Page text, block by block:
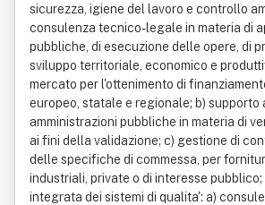
sicurezza, igiene del lavoro e controllo
consulenza tecnico-legale in materia di
pubbliche, di esecuzione delle opere, di
sviluppo territoriale, economico e
mercato per l'ottenimento di
europeo, statale e regionale; b) supporto
amministrazioni pubbliche in materia di
ai fini della validazione; c) gestione di
delle specifiche di commessa, per
industriali, private o di interesse
integrata dei sistemi di qualita': a)